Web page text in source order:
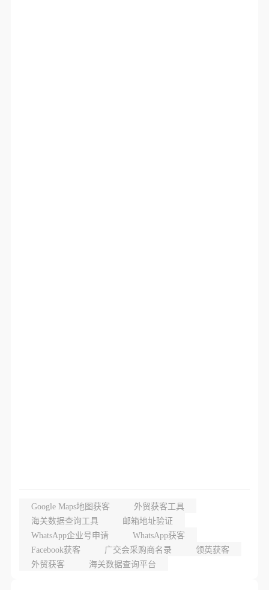
Google Maps地图获客
外贸获客工具
海关数据查询工具
邮箱地址验证
WhatsApp企业号申请
WhatsApp获客
Facebook获客
广交会采购商名录
领英获客
外贸获客
海关数据查询平台